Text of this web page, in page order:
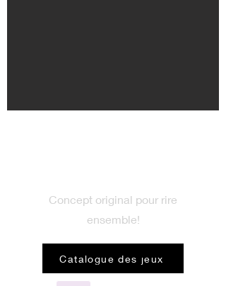
Concept original pour rire
ensemble!
Catalogue des jeux